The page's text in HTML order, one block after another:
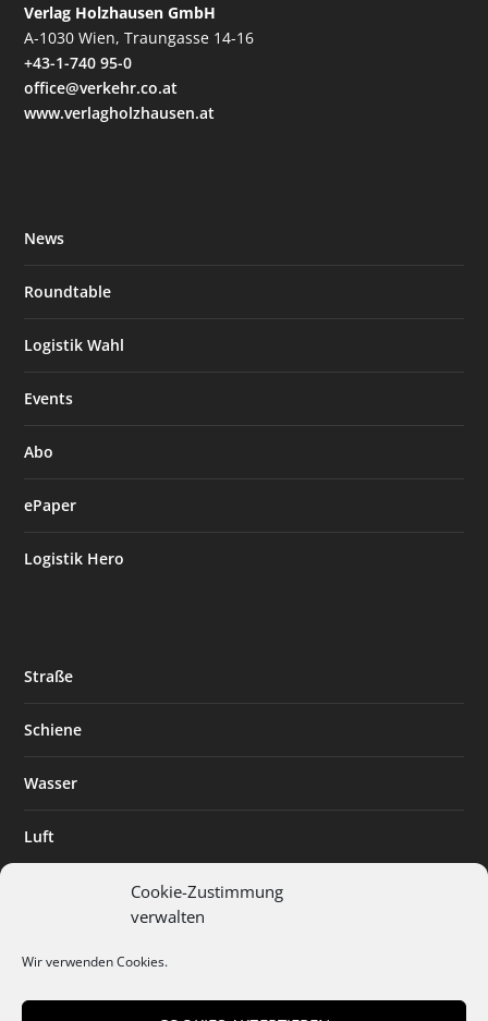
Cookie-Zustimmung
verwalten
Wir verwenden Cookies.
Verlag Holzhausen GmbH
A-1030 Wien, Traungasse 14-16
+43-1-740 95-0
office@verkehr.co.at
www.verlagholzhausen.at
News
Roundtable
Logistik Wahl
Events
Abo
ePaper
Logistik Hero
Straße
Schiene
Wasser
Luft
Digitalisierung